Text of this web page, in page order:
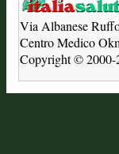
Via Albanese
Centro Medico
Copyright © 2000-